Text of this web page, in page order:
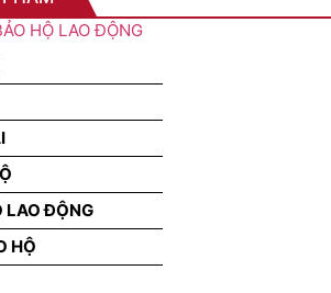
HỘ LAO ĐỘNG
LAO ĐỘNG
HỘ